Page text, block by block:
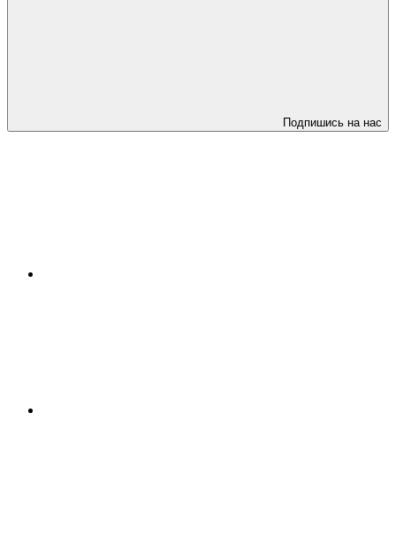
Подпишись на нас